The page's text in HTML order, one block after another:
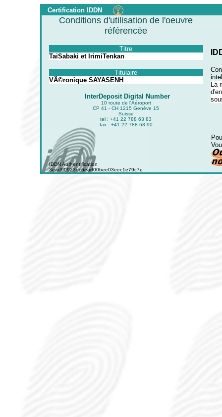
Certification IDDN
Conditions d'utilisation de l'oeuvre
référencée
Titre
TaiSabaki et IrimiTenkan
Titulaire
VÃ©ronique SAYASENH
InterDeposit Digital Number
10 route de l'Aéroport
CP 41 - CH 1215 Genève 15
Suisse
tel : +41 22 788 63 83
fax : +41 22 788 63 90
La
IDDN Authentification
3ead60923dc6ead00bee03eec1e79c7e